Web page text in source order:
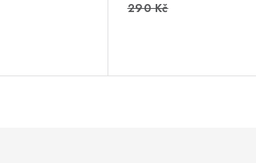
290 Kč